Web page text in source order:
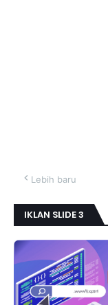
Lebih baru
IKLAN SLIDE 3